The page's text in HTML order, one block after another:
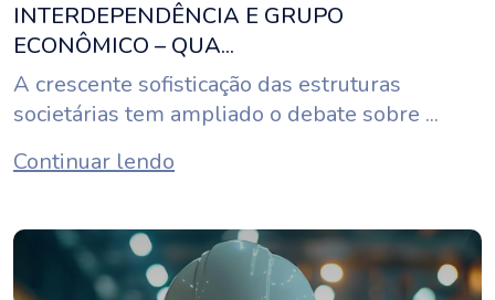
INTERDEPENDÊNCIA E GRUPO
ECONÔMICO – QUA...
A crescente sofisticação das estruturas
societárias tem ampliado o debate sobre ...
Continuar lendo